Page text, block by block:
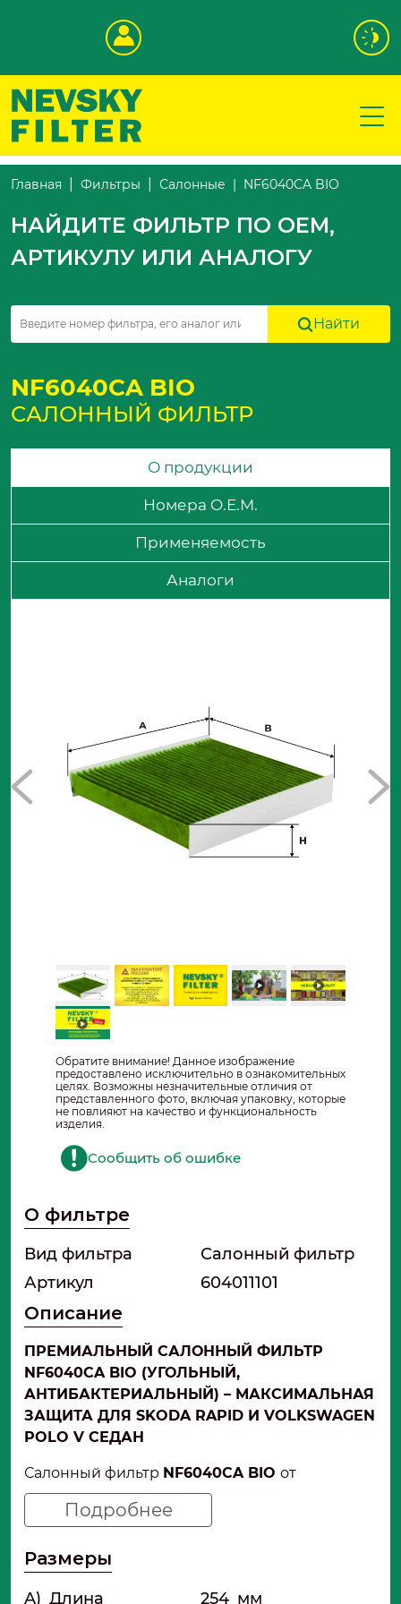
Главная Фильтры Салонные NF6040CA BIO
НАЙДИТЕ ФИЛЬТР ПО OEM,
АРТИКУЛУ ИЛИ АНАЛОГУ
Найти
NF6040CA BIO
САЛОННЫЙ ФИЛЬТР
О продукции
Номера O.E.M.
Применяемость
Аналоги
Обратите внимание! Данное изображение
предоставлено исключительно в ознакомительных
целях. Возможны незначительные отличия от
представленного фото, включая упаковку, которые
не повлияют на качество и функциональность
изделия.
Сообщить об ошибке
О фильтре
Вид фильтра
Салонный фильтр
Артикул
604011101
Описание
ПРЕМИАЛЬНЫЙ САЛОННЫЙ ФИЛЬТР
NF6040CA BIO (УГОЛЬНЫЙ,
АНТИБАКТЕРИАЛЬНЫЙ) – МАКСИМАЛЬНАЯ
ЗАЩИТА ДЛЯ SKODA RAPID И VOLKSWAGEN
POLO V СЕДАН
Салонный фильтр NF6040CA BIO от
компанииНЕВСКИЙ ФИЛЬТР
собой фильтрующий элемент премиум-
защиты : механическую фильтрацию,
Подробнее
Размеры
A) Длина 254 мм